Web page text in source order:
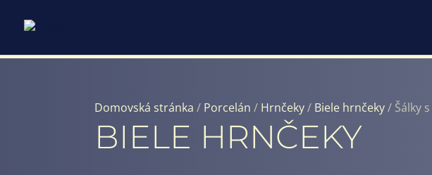
Domovská stránka / Porcelán / Hrnčeky/ Biele hrnčeky/ Šálky
BIELE HRNČEKY